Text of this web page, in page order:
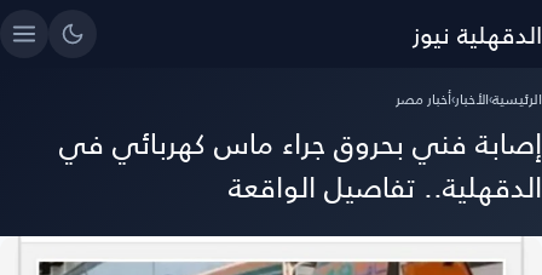
الدقهلية نيوز
الرئيسية›الأخبار›أخبار مصر
إصابة فني بحروق جراء ماس كهربائي في
الدقهلية.. تفاصيل الواقعة